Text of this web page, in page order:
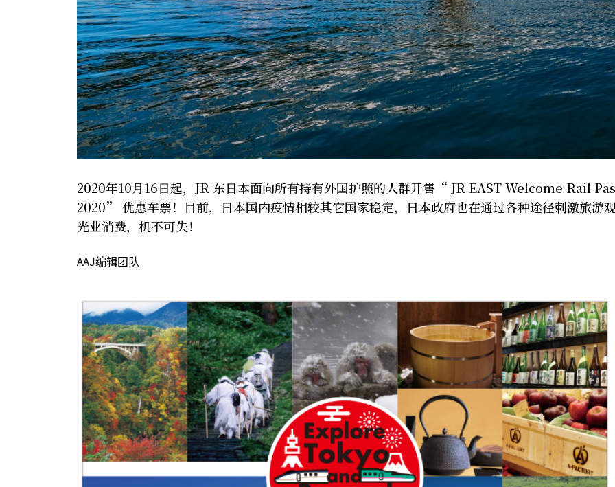
2020年10月16日起，JR 东日本面向所有持有外国护照的人群开售“ JR EAST Welcome Rail
2020” 优惠车票！目前，日本国内疫情相较其它国家稳定，日本政府也在通过各种途径刺激旅游
光业消费，机不可失！
AAJ编辑团队